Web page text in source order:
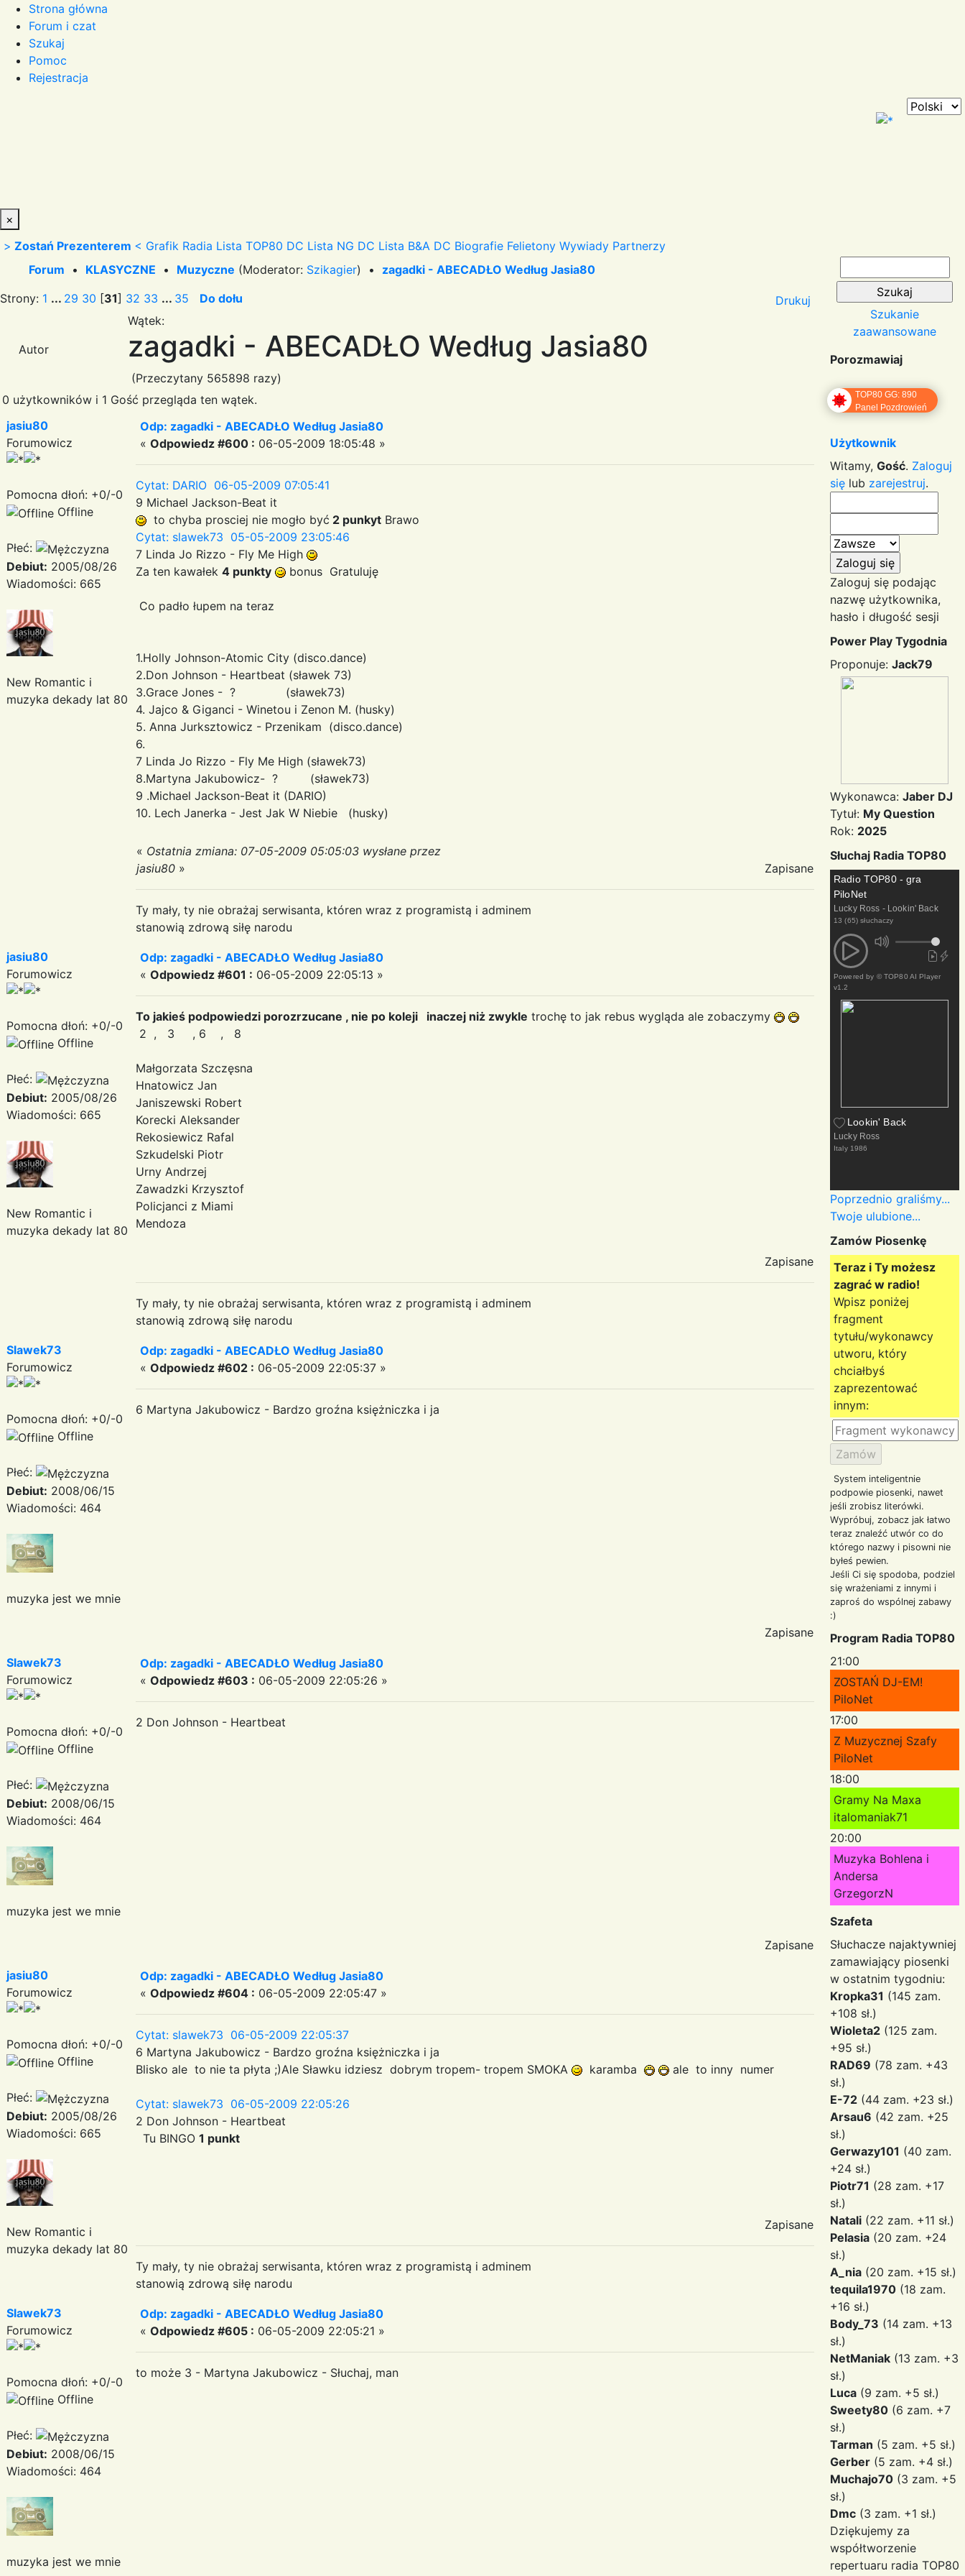
Strona główna
Forum i czat
Szukaj
Pomoc
Rejestracja
×
> Zostań Prezenterem < Grafik Radia Lista TOP80 DC Lista NG DC Lista B&A DC Biografie Felietony Wywiady Partnerzy
Forum • KLASYCZNE • Muzyczne (Moderator: Szikagier) • zagadki - ABECADŁO Według Jasia80
Strony: 1 ... 29 30 [31] 32 33 ... 35 Do dołu Drukuj
Autor
Wątek:
zagadki - ABECADŁO Według Jasia80
(Przeczytany 565898 razy)
0 użytkowników i 1 Gość przegląda ten wątek.
jasiu80
Forumowicz
Pomocna dłoń: +0/-0
Offline
Płeć:
Debiut: 2005/08/26
Wiadomości: 665
New Romantic i
muzyka dekady lat 80
Odp: zagadki - ABECADŁO Według Jasia80
« Odpowiedz #600 : 06-05-2009 18:05:48 »
Cytat: DARIO 06-05-2009 07:05:41
9 Michael Jackson-Beat it
to chyba prosciej nie mogło być 2 punkyt Brawo
Cytat: slawek73 05-05-2009 23:05:46
7 Linda Jo Rizzo - Fly Me High
Za ten kawałek 4 punkty bonus Gratuluję
Co padło łupem na teraz
1.Holly Johnson-Atomic City (disco.dance)
2.Don Johnson - Heartbeat (sławek 73)
3.Grace Jones - ? (sławek73)
4. Jajco & Giganci - Winetou i Zenon M. (husky)
5. Anna Jurksztowicz - Przenikam (disco.dance)
6.
7 Linda Jo Rizzo - Fly Me High (sławek73)
8.Martyna Jakubowicz- ? (sławek73)
9 .Michael Jackson-Beat it (DARIO)
10. Lech Janerka - Jest Jak W Niebie (husky)
« Ostatnia zmiana: 07-05-2009 05:05:03 wysłane przez
jasiu80 » Zapisane
Ty mały, ty nie obrażaj serwisanta, któren wraz z programistą i adminem
stanowią zdrową siłę narodu
jasiu80
Forumowicz
Pomocna dłoń: +0/-0
Offline
Płeć:
Debiut: 2005/08/26
Wiadomości: 665
New Romantic i
muzyka dekady lat 80
Odp: zagadki - ABECADŁO Według Jasia80
« Odpowiedz #601 : 06-05-2009 22:05:13 »
To jakieś podpowiedzi porozrzucane , nie po koleji inaczej niż zwykle trochę to jak rebus wygląda ale zobaczymy
2 , 3 , 6 , 8
Małgorzata Szczęsna
Hnatowicz Jan
Janiszewski Robert
Korecki Aleksander
Rekosiewicz Rafal
Szkudelski Piotr
Urny Andrzej
Zawadzki Krzysztof
Policjanci z Miami
Mendoza
Zapisane
Ty mały, ty nie obrażaj serwisanta, któren wraz z programistą i adminem
stanowią zdrową siłę narodu
Slawek73
Forumowicz
Pomocna dłoń: +0/-0
Offline
Płeć:
Debiut: 2008/06/15
Wiadomości: 464
muzyka jest we mnie
Odp: zagadki - ABECADŁO Według Jasia80
« Odpowiedz #602 : 06-05-2009 22:05:37 »
6 Martyna Jakubowicz - Bardzo groźna księżniczka i ja
Zapisane
Slawek73
Forumowicz
Pomocna dłoń: +0/-0
Offline
Płeć:
Debiut: 2008/06/15
Wiadomości: 464
muzyka jest we mnie
Odp: zagadki - ABECADŁO Według Jasia80
« Odpowiedz #603 : 06-05-2009 22:05:26 »
2 Don Johnson - Heartbeat
Zapisane
jasiu80
Forumowicz
Pomocna dłoń: +0/-0
Offline
Płeć:
Debiut: 2005/08/26
Wiadomości: 665
New Romantic i
muzyka dekady lat 80
Odp: zagadki - ABECADŁO Według Jasia80
« Odpowiedz #604 : 06-05-2009 22:05:47 »
Cytat: slawek73 06-05-2009 22:05:37
6 Martyna Jakubowicz - Bardzo groźna księżniczka i ja
Blisko ale to nie ta płyta ;)Ale Sławku idziesz dobrym tropem- tropem SMOKA
karamba ale to inny numer
Cytat: slawek73 06-05-2009 22:05:26
2 Don Johnson - Heartbeat
Tu BINGO 1 punkt
Zapisane
Ty mały, ty nie obrażaj serwisanta, któren wraz z programistą i adminem
stanowią zdrową siłę narodu
Slawek73
Forumowicz
Pomocna dłoń: +0/-0
Offline
Płeć:
Debiut: 2008/06/15
Wiadomości: 464
muzyka jest we mnie
Odp: zagadki - ABECADŁO Według Jasia80
« Odpowiedz #605 : 06-05-2009 22:05:21 »
to może 3 - Martyna Jakubowicz - Słuchaj, man
Szukanie
zaawansowane
Porozmawiaj
TOP80 GG: 890
Panel Pozdrowień
Użytkownik
Witamy, Gość. Zaloguj
się lub zarejestruj.
Zaloguj się podając
nazwę użytkownika,
hasło i długość sesji
Power Play Tygodnia
Proponuje: Jack79
Wykonawca: Jaber DJ
Tytuł: My Question
Rok: 2025
Słuchaj Radia TOP80
Radio TOP80 - gra
PiloNet
Lucky Ross - Lookin' Back
13 (65) słuchaczy
Powered by © TOP80 AI Player
v1.2
Lookin' Back
Lucky Ross
Italy 1986
Poprzednio graliśmy...
Twoje ulubione...
Zamów Piosenkę
Teraz i Ty możesz
zagrać w radio!
Wpisz poniżej
fragment
tytułu/wykonawcy
utworu, który
chciałbyś
zaprezentować
innym:
System inteligentnie
podpowie piosenki, nawet
jeśli zrobisz literówki.
Wypróbuj, zobacz jak łatwo
teraz znaleźć utwór co do
którego nazwy i pisowni nie
byłeś pewien.
Jeśli Ci się spodoba, podziel
się wrażeniami z innymi i
zaproś do wspólnej zabawy
:)
Program Radia TOP80
21:00
ZOSTAŃ DJ-EM!
PiloNet
17:00
Z Muzycznej Szafy
PiloNet
18:00
Gramy Na Maxa
italomaniak71
20:00
Muzyka Bohlena i
Andersa
GrzegorzN
Szafeta
Słuchacze najaktywniej
zamawiający piosenki
w ostatnim tygodniu:
Kropka31 (145 zam.
+108 sł.)
Wioleta2 (125 zam.
+95 sł.)
RAD69 (78 zam. +43
sł.)
E-72 (44 zam. +23 sł.)
Arsau6 (42 zam. +25
sł.)
Gerwazy101 (40 zam.
+24 sł.)
Piotr71 (28 zam. +17
sł.)
Natali (22 zam. +11 sł.)
Pelasia (20 zam. +24
sł.)
A_nia (20 zam. +15 sł.)
tequila1970 (18 zam.
+16 sł.)
Body_73 (14 zam. +13
sł.)
NetManiak (13 zam. +3
sł.)
Luca (9 zam. +5 sł.)
Sweety80 (6 zam. +7
sł.)
Tarman (5 zam. +5 sł.)
Gerber (5 zam. +4 sł.)
Muchajo70 (3 zam. +5
sł.)
Dmc (3 zam. +1 sł.)
Dziękujemy za
współtworzenie
repertuaru radia TOP80